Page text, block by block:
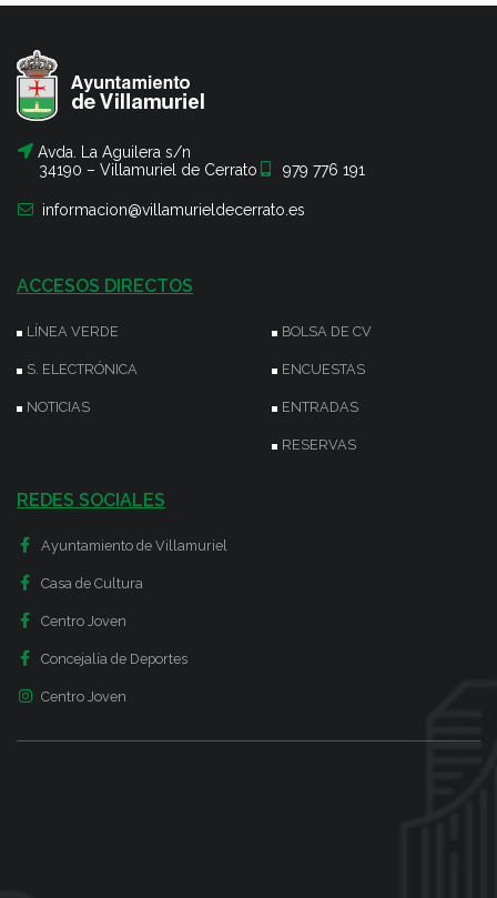
Avda. La Aguilera s/n
34190 – Villamuriel de Cerrato
979 776 191
informacion@villamurieldecerrato.es
ACCESOS DIRECTOS
LÍNEA VERDE
S. ELECTRÓNICA
NOTICIAS
BOLSA DE CV
ENCUESTAS
ENTRADAS
RESERVAS
REDES SOCIALES
Ayuntamiento de Villamuriel
Casa de Cultura
Centro Joven
Concejalía de Deportes
Centro Joven